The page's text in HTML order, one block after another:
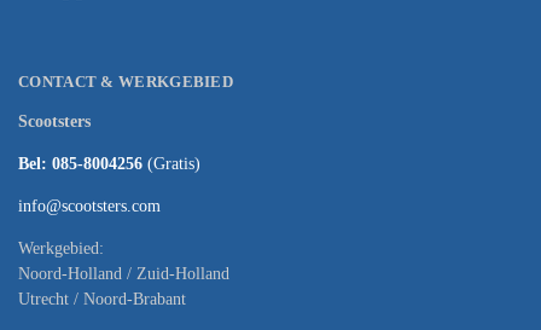
CONTACT & WERKGEBIED
Scootsters
Bel: 085-8004256 (Gratis)
info@scootsters.com
Werkgebied:
Noord-Holland / Zuid-Holland
Utrecht / Noord-Brabant